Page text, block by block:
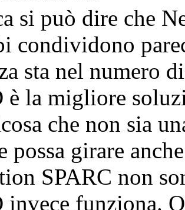
si può dire che
condividono
sta nel numero
è la migliore
che non sia
possa girare
SPARC non
invece funziona.